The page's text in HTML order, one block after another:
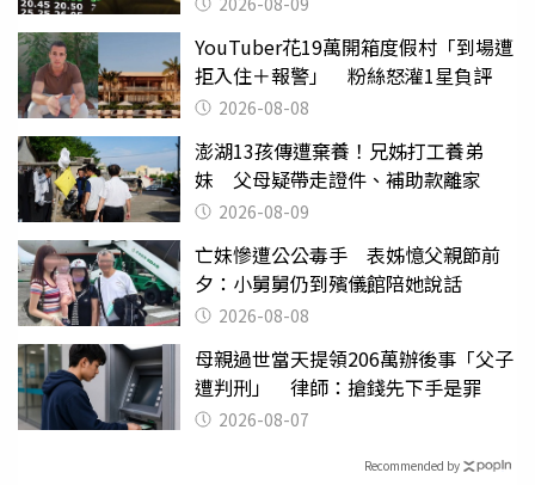
YouTuber花19萬開箱度假村「到場遭
拒入住＋報警」 粉絲怒灌1星負評
2026-08-08
澎湖13孩傳遭棄養！兄姊打工養弟
妹 父母疑帶走證件、補助款離家
2026-08-09
亡妹慘遭公公毒手 表姊憶父親節前
夕：小舅舅仍到殯儀館陪她說話
2026-08-08
母親過世當天提領206萬辦後事「父子
遭判刑」 律師：搶錢先下手是罪
2026-08-07
Recommended by